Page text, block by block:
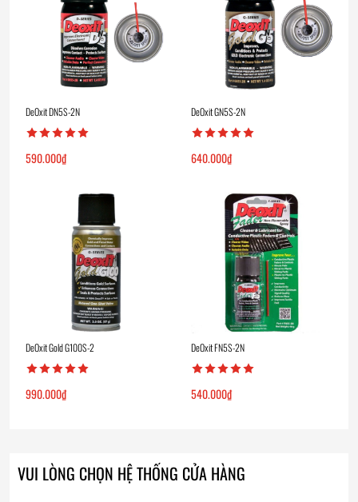
DeOxit DN5S-2N
590.000₫
DeOxit GN5S-2N
640.000₫
DeOxit Gold G100S-2
990.000₫
DeOxit FN5S-2N
540.000₫
VUI LÒNG CHỌN HỆ THỐNG CỬA HÀNG